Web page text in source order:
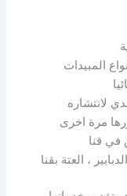
المبيدات
لانتشاره
مرة اخرى
في قنا
، العتة بقنا